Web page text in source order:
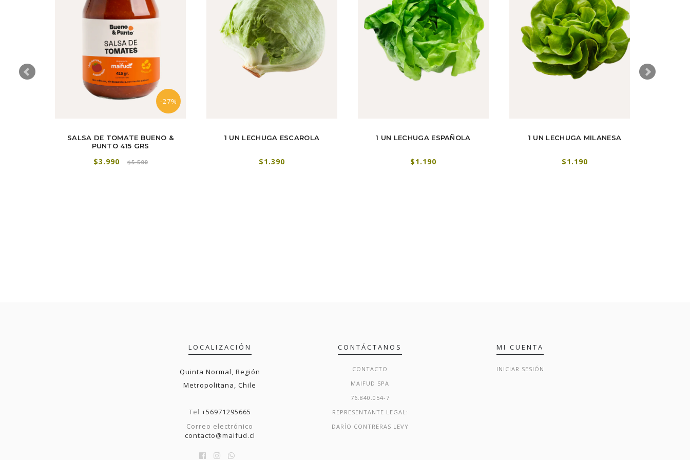
-27%
SALSA DE TOMATE BUENO &
PUNTO 415 GRS
$3.990 $5.500
1 UN LECHUGA ESCAROLA
$1.390
1 UN LECHUGA ESPAÑOLA
$1.190
1 UN LECHUGA MILANESA
$1.190
LOCALIZACIÓN
Quinta Normal, Región
Metropolitana, Chile
Tel +56971295665
Correo electrónico
contacto@maifud.cl
CONTÁCTANOS
CONTACTO
MAIFUD SPA
76.840.054-7
REPRESENTANTE LEGAL:
DARÍO CONTRERAS LEVY
MI CUENTA
INICIAR SESIÓN